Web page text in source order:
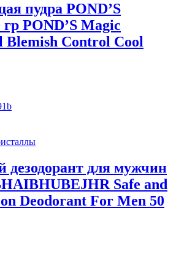
пудра POND’S
гр POND’S Magic
Blemish Control Cool
дезодорант для мужчин
Safe and
Deodorant For Men 50